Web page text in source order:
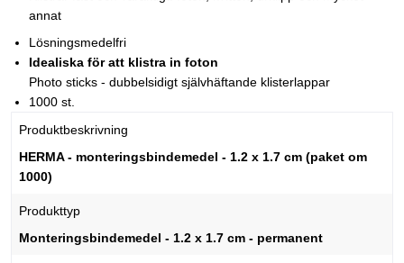
annat
Lösningsmedelfri
Idealiska för att klistra in foton
Photo sticks - dubbelsidigt självhäftande klisterlappar
1000 st.
Produktbeskrivning
HERMA - monteringsbindemedel - 1.2 x 1.7 cm (paket om
1000)
Produkttyp
Monteringsbindemedel - 1.2 x 1.7 cm - permanent